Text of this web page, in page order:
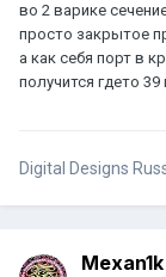
во 2 варике
просто закрытое
а как себя порт в
получится гдето
Digital Designs
Mexan1k